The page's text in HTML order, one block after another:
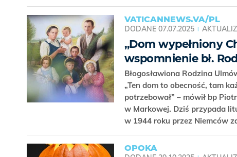
VATICANNEWS.VA/PL
DODANE 07.07.2025
„Dom wypełniony
wspomnienie bł.
Błogosławiona Rodzina
„Ten dom to obecność, tam
potrzebował” – mówił bp
w Markowej. Dziś przypada
w 1944 roku przez Niemców
OPOKA